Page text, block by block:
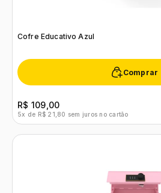
Cofre Educativo Azul
Comprar
R$ 109,00
5x de R$ 21,80 sem juros no cartão